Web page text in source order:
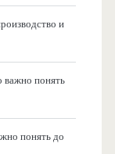
и
важно понять
понять до